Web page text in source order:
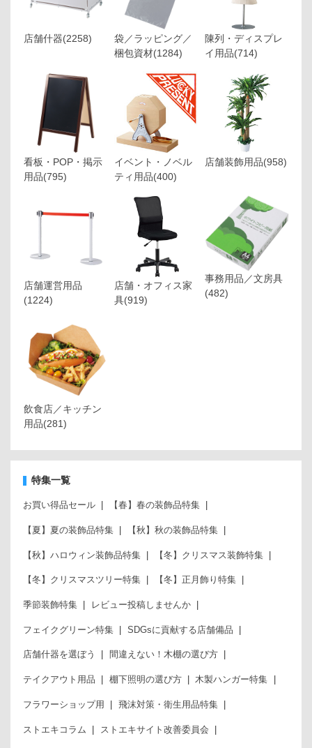
店舗什器(2258)
袋／ラッピング／
梱包資材(1284)
陳列・ディスプレ
イ用品(714)
看板・POP・掲示
用品(795)
イベント・ノベル
ティ用品(400)
店舗装飾用品(958)
店舗運営用品
(1224)
店舗・オフィス家
具(919)
事務用品／文房具
(482)
飲食店／キッチン
用品(281)
特集一覧
お買い得品セール 【春】春の装飾品特集
【夏】夏の装飾品特集 【秋】秋の装飾品特集
【秋】ハロウィン装飾品特集 【冬】クリスマス装飾特集
【冬】クリスマスツリー特集 【冬】正月飾り特集
季節装飾特集 レビュー投稿しませんか
フェイクグリーン特集 SDGsに貢献する店舗備品
店舗什器を選ぼう 間違えない！木棚の選び方
テイクアウト用品 棚下照明の選び方 木製ハンガー特集
フラワーショップ用 飛沫対策・衛生用品特集
ストエキコラム ストエキサイト改善委員会